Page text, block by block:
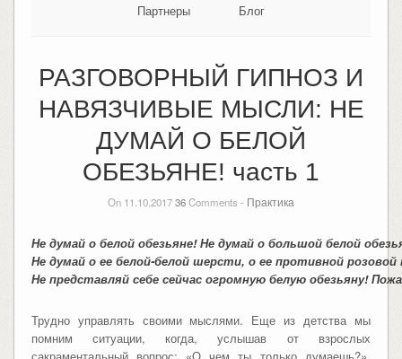
Партнеры Блог
РАЗГОВОРНЫЙ ГИПНОЗ И
НАВЯЗЧИВЫЕ МЫСЛИ: НЕ
ДУМАЙ О БЕЛОЙ
ОБЕЗЬЯНЕ! часть 1
On 11.10.201736Comments - Практика
Не представляй себе сейчас огромную белую обезьяну!
Трудно управлять своими мыслями. Еще из детства мы
помним ситуации, когда, услышав от взрослых